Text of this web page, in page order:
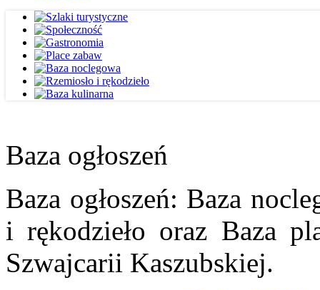
Baza ogłoszeń
Baza ogłoszeń: Baza
i rękodzieło oraz Baza
Szwajcarii Kaszubskiej.